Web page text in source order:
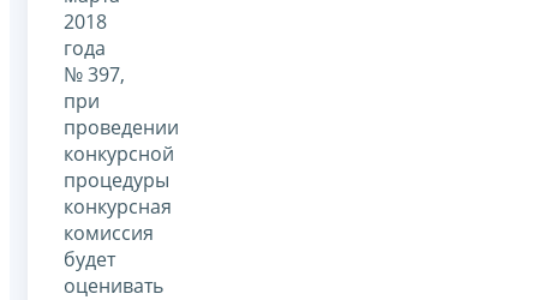
2018
года
№ 397,
при
проведении
конкурсной
процедуры
конкурсная
комиссия
будет
оценивать